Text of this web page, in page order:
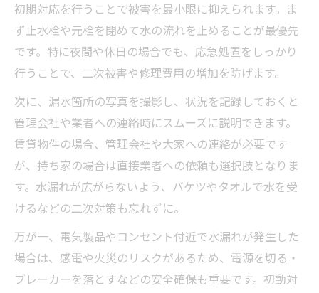
自分で直せる漏水修理と業者依頼の見極め方
漏水修理を自分で行う可否の判断基準
自分でできる漏水修理の範囲と注意点
業者依頼が必要になる漏水修理ケース
漏水修理を自分でやる時の必要な準備
水漏れの応急処置と業者選定のコツ解説
修理後の減免や返金申請を逃さないコツまとめ
漏水修理後の水道料金減免申請の流れ
返金・減免を受けるためのポイントまとめ
初期対応を行うことで被害を最小限に抑えられます。ま
ず止水栓や元栓を閉めて水の流れを止めることが最優先
です。特に夜間や休日の場合でも、応急処置をしっかり
行うことで、二次被害や修理費用の増加を防げます。
次に、漏水箇所の写真を撮影し、状況を記録しておくと
管理会社や業者への連絡時にスムーズに説明できます。
賃貸物件の場合、管理会社や大家への連絡が必要です
が、持ち家の場合は直接業者への依頼も選択肢となりま
す。水漏れが広がらないよう、バケツやタオルで水を受
けるなどの二次対策も忘れずに。
万が一、電気製品やコンセント付近で水漏れが発生した
場合は、感電や火災のリスクがあるため、電源を切る・
ブレーカーを落とすなどの安全確保も重要です。初動対